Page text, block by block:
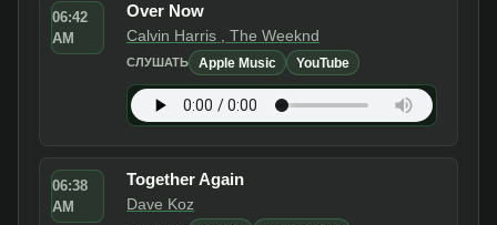
06:42
AM
Over Now
Calvin Harris , The Weeknd
СЛУШАТЬ Apple Music YouTube
06:38
AM
Together Again
Dave Koz